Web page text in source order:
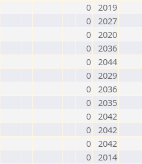
0 2019
0 2027
0 2020
0 2036
0 2044
0 2029
0 2036
0 2035
0 2042
0 2042
0 2042
0 2014